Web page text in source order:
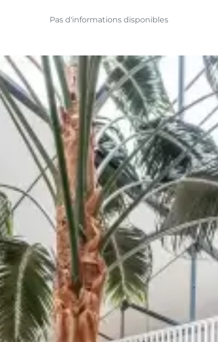
Pas d'informations disponibles